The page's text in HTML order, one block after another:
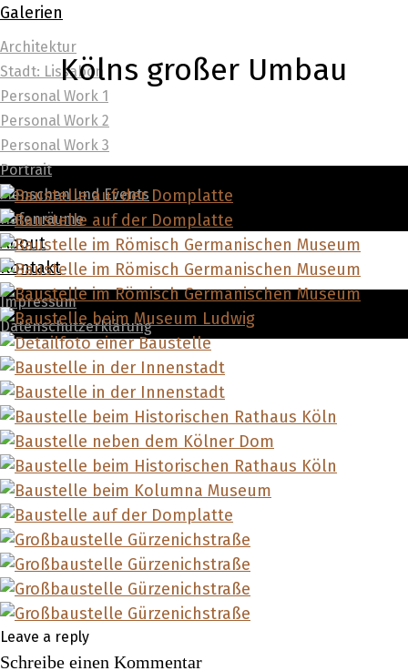
Galerien
Architektur
Stadt: Lissabon
Personal Work 1
Personal Work 2
Personal Work 3
Portrait
Menschen und Events
Hafenräume
About
Kontakt
Impressum
Datenschutzerklärung
Kölns großer Umbau
Leave a reply
Schreibe einen Kommentar